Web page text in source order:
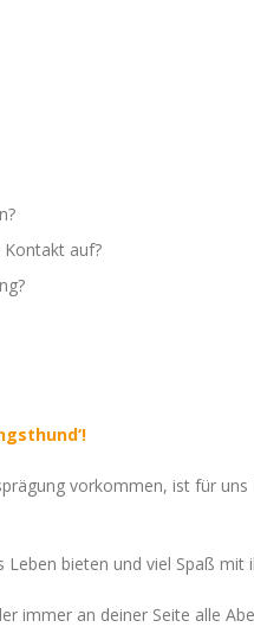
auf?
vorkommen, ist für
bieten und viel Spaß
immer an deiner Seite alle